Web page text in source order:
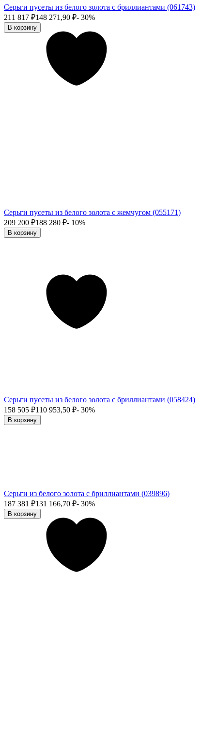
Серьги пусеты из белого золота с жемчугом (055171)
209 200 ₽188 280 ₽- 10%
В корзину
Серьги пусеты из белого золота с бриллиантами (061743)
211 817 ₽148 271,90 ₽- 30%
В корзину
Серьги пусеты из белого золота с бриллиантами (058424)
158 505 ₽110 953,50 ₽- 30%
В корзину
Серьги из белого золота с бриллиантами (039896)
187 381 ₽131 166,70 ₽- 30%
В корзину